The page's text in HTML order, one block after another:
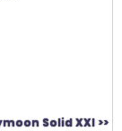
Solid XXI >>